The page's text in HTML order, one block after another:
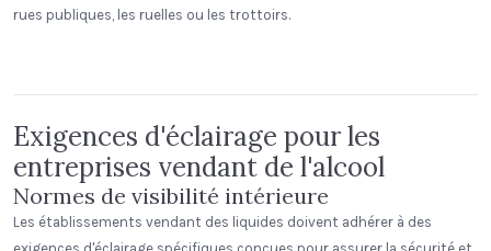
rues publiques, les ruelles ou les trottoirs.
191 North Wacker (Suite 1700)
Exigences d'éclairage pour les
entreprises vendant de l'alcool
Normes de visibilité intérieure
Les établissements vendant des liquides doivent adhérer à des